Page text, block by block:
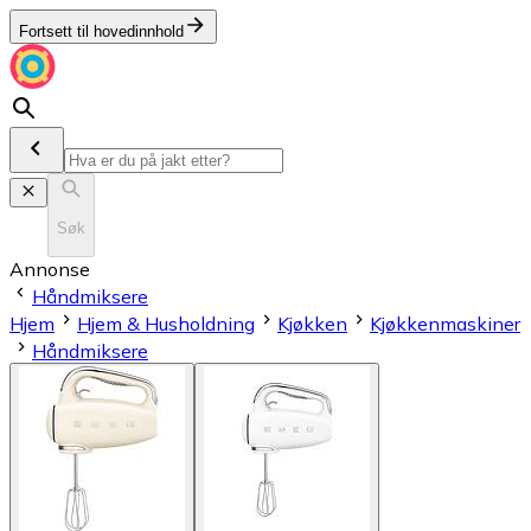
Fortsett til hovedinnhold
Søk
Annonse
Håndmiksere
Hjem
Hjem & Husholdning Kjøkken
Kjøkkenmaskiner
Håndmiksere